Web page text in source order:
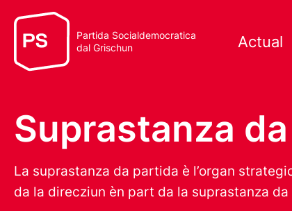
Partida Socialdemocratica
dal Grischun
Actual
Suprastanza
La suprastanza da partida è l’organ
da la direcziun èn part da la suprastanza